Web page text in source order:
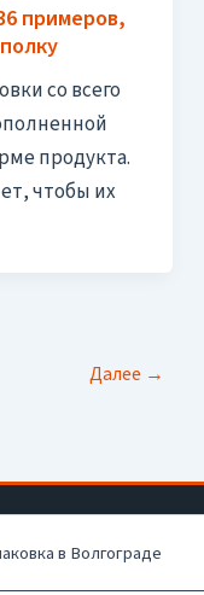
примеров,
со всего
продукта.
чтобы их
Далее →
в Волгограде